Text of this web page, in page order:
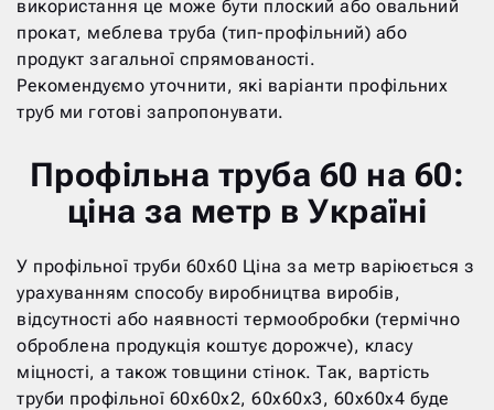
використання це може бути плоский або овальний
прокат, меблева труба (тип-профільний) або
продукт загальної спрямованості.
Рекомендуємо уточнити, які варіанти профільних
труб ми готові запропонувати.
Профільна труба 60 на 60:
ціна за метр в Україні
У профільної труби 60х60 Ціна за метр варіюється з
урахуванням способу виробництва виробів,
відсутності або наявності термообробки (термічно
оброблена продукція коштує дорожче), класу
міцності, а також товщини стінок. Так, вартість
труби профільної 60х60х2, 60х60х3, 60х60х4 буде